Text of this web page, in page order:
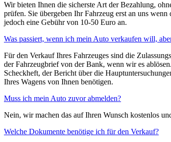
Wir bieten Ihnen die sicherste Art der Bezahlung,
prüfen. Sie übergeben Ihr Fahrzeug erst an uns
jedoch eine Gebühr von 10-50 Euro an.
Was passiert, wenn ich mein Auto verkaufen will,
Für den Verkauf Ihres Fahrzeuges sind die
der Fahrzeugbrief von der Bank, wenn wir es
Scheckheft, der Bericht über die
Ihres Wagens von Ihnen benötigen.
Muss ich mein Auto zuvor abmelden?
Nein, wir machen das auf Ihren Wunsch kostenlos
Welche Dokumente benötige ich für den Verkauf?